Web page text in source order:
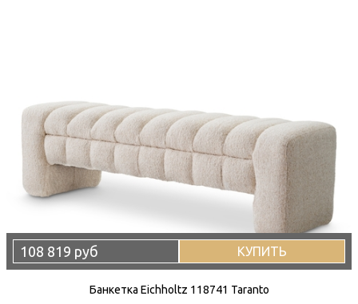
108 819 руб КУПИТЬ
Банкетка Eichholtz 118741 Taranto